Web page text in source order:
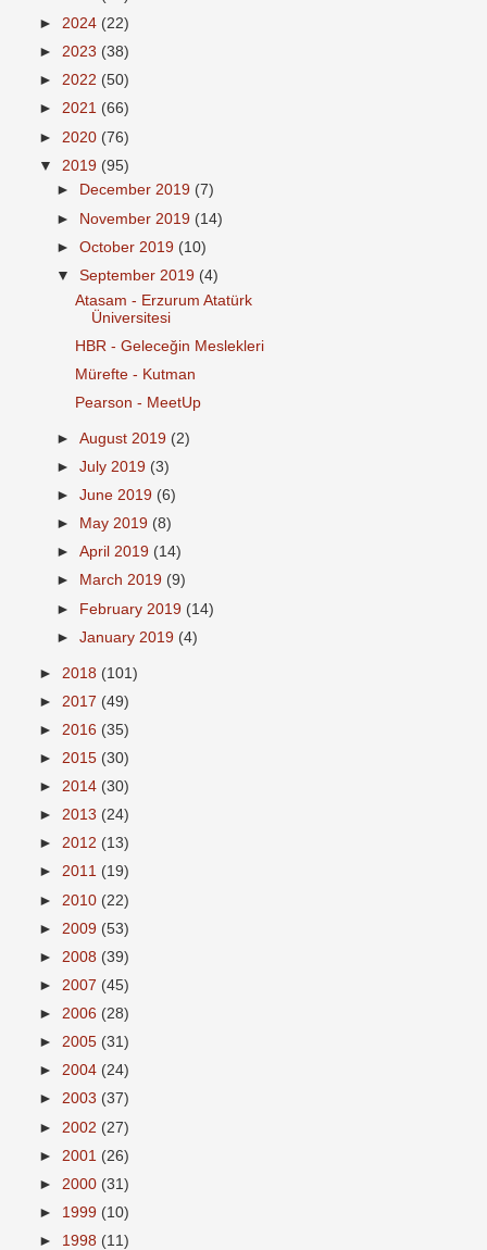
► 2024 (22)
► 2023 (38)
► 2022 (50)
► 2021 (66)
► 2020 (76)
▼ 2019 (95)
►
December 2019 (7)
► November 2019 (14)
►October 2019 (10)
▼September 2019 (4)
Atasam - Erzurum Atatürk
Üniversitesi
HBR - Geleceğin Meslekleri
Mürefte - Kutman
Pearson - MeetUp
►August 2019 (2)
►July 2019 (3)
►June 2019 (6)
►
May 2019 (8)
►April 2019 (14)
►
March 2019 (9)
► February 2019 (14)
►January 2019 (4)
► 2018 (101)
► 2017 (49)
► 2016 (35)
► 2015 (30)
► 2014 (30)
► 2013 (24)
► 2012 (13)
► 2011 (19)
► 2010 (22)
► 2009 (53)
► 2008 (39)
► 2007 (45)
► 2006 (28)
► 2005 (31)
► 2004 (24)
► 2003 (37)
► 2002 (27)
► 2001 (26)
► 2000 (31)
► 1999 (10)
► 1998 (11)